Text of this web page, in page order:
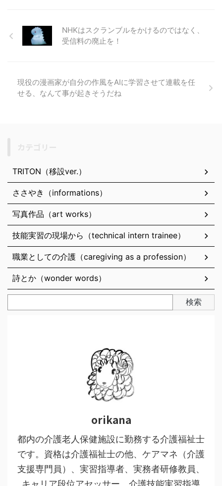
NHKはスクランブルをかけるのではなく、
受信料の廃止を！
現役の漫画家が自分の作風をAIに学習させて連載を任
せる、なんて事が起きそうだね
TRITON（移設ver.）
ささやき（informations）
写真作品（art works）
技能実習の現場から（technical intern trainee）
職業としての介護（caregiving as a profession）
詩とか（wonder words）
検索
orikana
都内の介護老人保健施設に勤務する介護福祉士
です。資格は介護福祉士の他、ケアマネ（介護
支援専門員）、実習指導者、実務者研修教員、
キャリア段位アセッサー、介護技能実習指導